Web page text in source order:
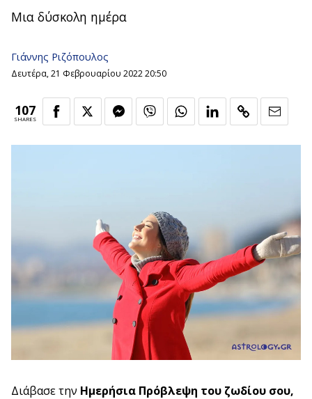
Μια δύσκολη ημέρα
Γιάννης Ριζόπουλος
Δευτέρα, 21 Φεβρουαρίου 2022 20:50
107
SHARES
Διάβασε την Ημερήσια Πρόβλεψη του ζωδίου σου,